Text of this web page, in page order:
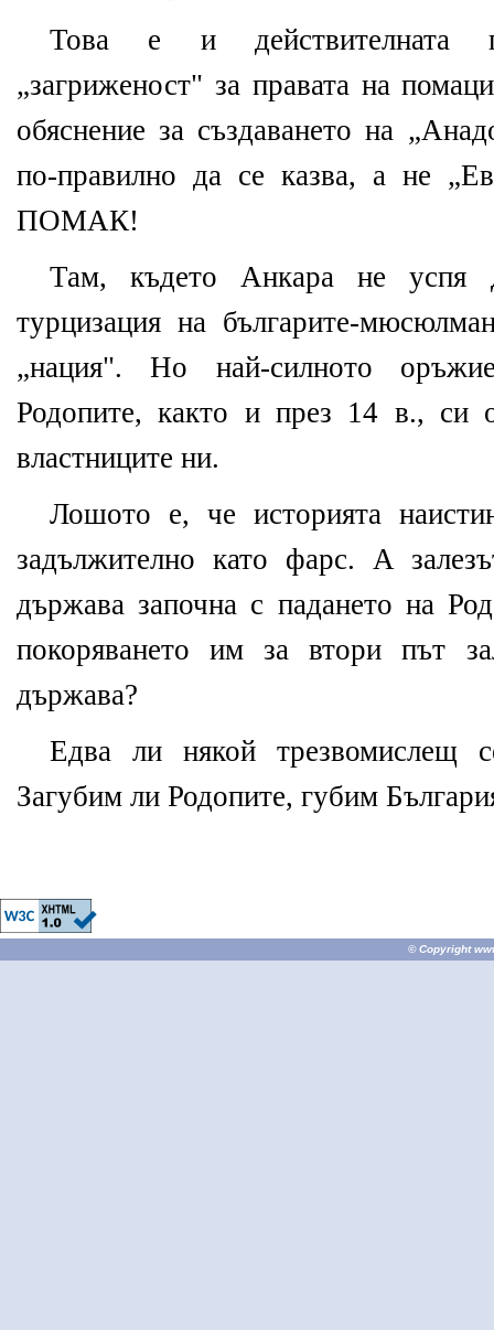
Това е и действителната
„загриженост" за правата на
обяснение за създаването на
по-правилно да се казва, а не
ПОМАК!
Там, където Анкара не успя
турцизация на българите-
„нация". Но най-силното
Родопите, както и през 14 в., си
властниците ни.
Лошото е, че историята
задължително като фарс. А
държава започна с падането на
покоряването им за втори път
държава?
Едва ли някой трезвомислещ
Загубим ли Родопите, губим
© Copyright